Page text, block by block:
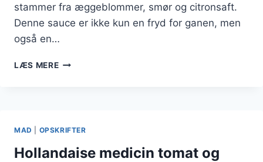
stammer fra æggeblommer, smør og citronsaft.
Denne sauce er ikke kun en fryd for ganen, men
også en…
LÆS MEREHOLLANDAISE
MAD OPSKRIFTER
Hollandaise medicin tomat og